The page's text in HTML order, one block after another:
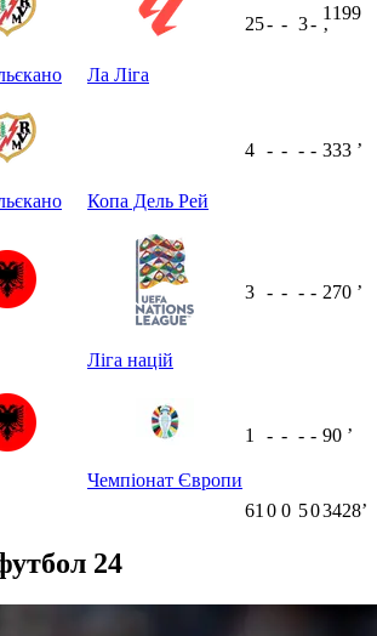
Ла Ліга
25- - 3-
1199
ʼ
Копа Дель Рей
4 - - - - 333 ʼ
Ліга націй
3 - - - - 270 ʼ
Чемпіонат Європи
1 - - - - 90 ʼ
61 0 0 503428ʼ
24